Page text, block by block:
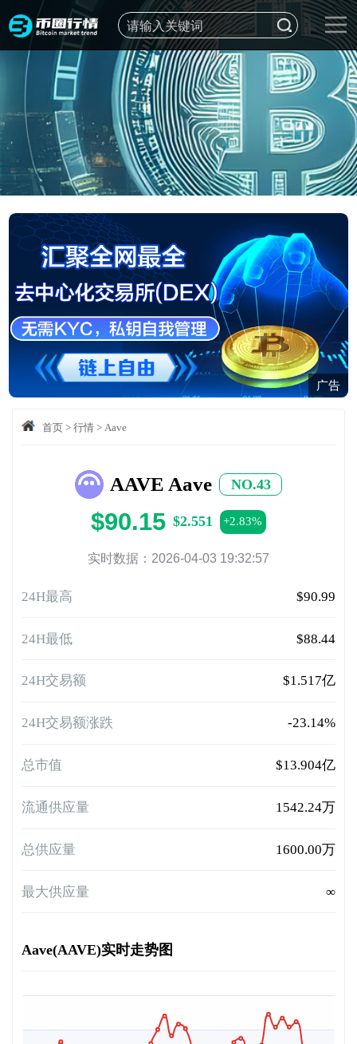
广告
首页> 行情> Aave
AAVE Aave NO.43
$90.15 $2.551 +2.83%
实时数据：2026-04-03 19:32:57
24H最高 $90.99
24H最低 $88.44
24H交易额 $1.517亿
24H交易额涨跌 -23.14%
总市值 $13.904亿
流通供应量 1542.24万
总供应量 1600.00万
最大供应量 ∞
Aave(AAVE)实时走势图